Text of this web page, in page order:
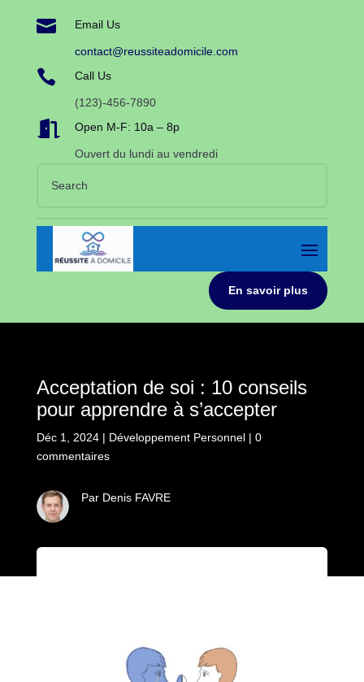
 Email Us
contact@reussiteadomicile.com
 Call Us
(123)-456-7890
 Open M-F: 10a – 8p
Ouvert du lundi au vendredi
En savoir plus
Acceptation de soi : 10 conseils
pour apprendre à s’accepter
Déc 1, 2024| Développement Personnel| 0
commentaires
Par Denis FAVRE